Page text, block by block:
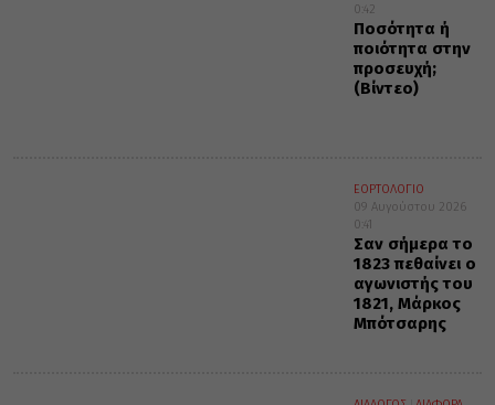
0:42
Ποσότητα ή
ποιότητα στην
προσευχή;
(Βίντεο)
ΕΟΡΤΟΛΟΓΙΟ
09 Αυγούστου 2026
0:41
Σαν σήμερα το
1823 πεθαίνει ο
αγωνιστής του
1821, Μάρκος
Μπότσαρης